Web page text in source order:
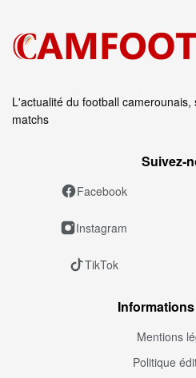
L'actualité du football
matchs
Facebook
Instagram
TikTok
Mentions
Politique